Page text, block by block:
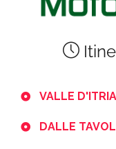
VALLE
DALLE